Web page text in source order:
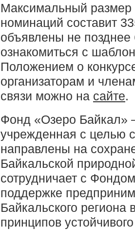
Максимальный размер
номинаций составит
объявлены не
ознакомиться с
Положением о
организаторам и
связи можно на сайте.
Фонд «Озеро Байкал»
учрежденная с целью
направлены на
Байкальской
сотрудничает с
поддержке
Байкальского региона
принципов